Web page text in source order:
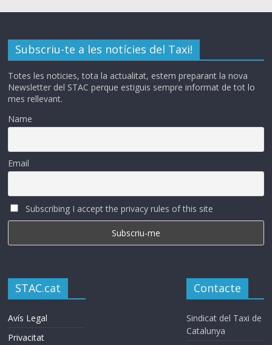
Subscriu-te a les notícies del Taxi!
Totes les noticies, tota la actualitat, estem preparant la nova
Newsletter del STAC perque estiguis sempre informat de tot lo
mes rellevant.
Name
Email
Subscribing I accept the privacy rules of this site
STAC.cat
Avís Legal
Privacitat
Contacte
Sindicat del Taxi de
Catalunya